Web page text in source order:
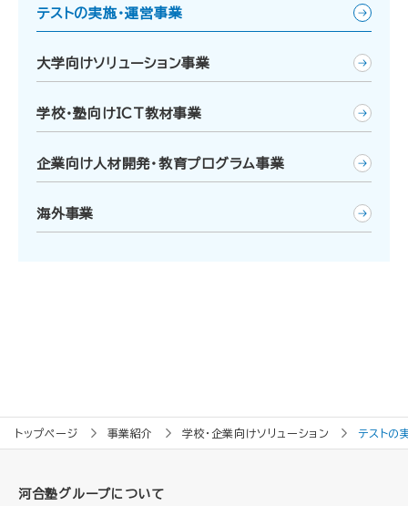
テストの実施・運営事業
大学向けソリューション事業
学校・塾向けICT教材事業
企業向け人材開発・教育プログラム事業
海外事業
トップページ 事業紹介 学校・企業向けソリューション テストの
河合塾グループについて